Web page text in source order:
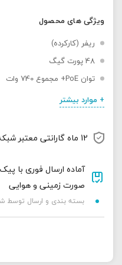
ویژگی های محصول
ریفر (کارکرده)
48 پورت گیگ
توان PoE+ مجموع 740 وات
+ موارد بیشتر
12 ماه گارانتی معتبر شبکه گستران فرابورس
آماده ارسال فوری با
صورت زمینی و هوایی
بسته بندی و ارسال توسط